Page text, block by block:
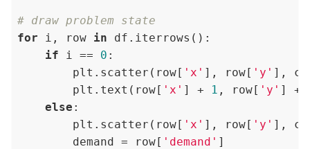
# draw problem state
for i, row in df.iterrows():
if i == 0 :
        plt.scatter(row[
'x' ], row[ 'y' ], c=
        plt.text(row[
'x' ] + 1 , row[ 'y' ] +
else :
        plt.scatter(row[
'x' ], row[ 'y' ], c=
        demand = row[
'demand' ]